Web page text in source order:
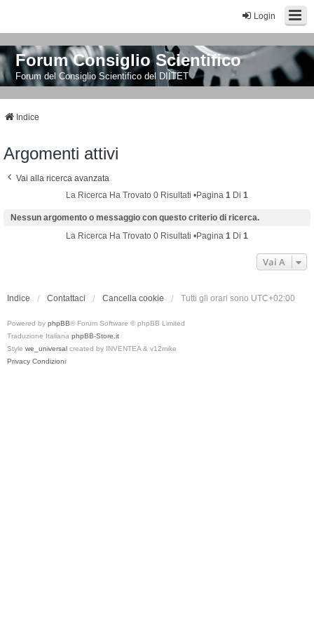
Login
Forum Consiglio Scientifico
Forum del Consiglio Scientifico del DIITET
Indice
Argomenti attivi
Vai alla ricerca avanzata
La Ricerca Ha Trovato 0 Risultati •Pagina 1 Di 1
Nessun argomento o messaggio con questo criterio di ricerca.
La Ricerca Ha Trovato 0 Risultati •Pagina 1 Di 1
Vai A
Indice Contattaci Cancella cookie Tutti gli orari sono UTC+02:00
Powered by phpBB® Forum Software © phpBB Limited
Traduzione Italiana phpBB-Store.it
Style we_universal created by INVENTEA & v12mike
Privacy Condizioni